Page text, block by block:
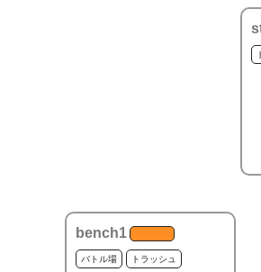
bench1
バトル場 トラッシュ